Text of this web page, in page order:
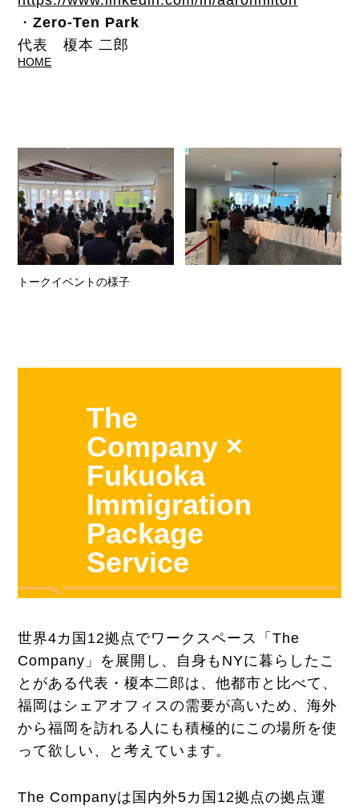
・Zero-Ten Park
代表 榎本 二郎
HOME
トークイベントの様子
The
Company ×
Fukuoka
Immigration
Package
Service
世界4カ国12拠点でワークスペース「The
Company」を展開し、自身もNYに暮らしたこ
とがある代表・榎本二郎は、他都市と比べて、
福岡はシェアオフィスの需要が高いため、海外
から福岡を訪れる人にも積極的にこの場所を使
って欲しい、と考えています。
The Companyは国内外5カ国12拠点の拠点運